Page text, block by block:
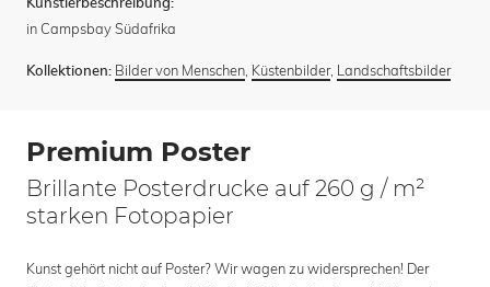
Künstlerbeschreibung:
in Campsbay Südafrika
Kollektionen: Bilder von Menschen Küstenbilder, Landschaftsbilder
Premium Poster
Brillante Posterdrucke auf 260 g / m²
starken Fotopapier
Kunst gehört nicht auf Poster? Wir wagen zu widersprechen! Der